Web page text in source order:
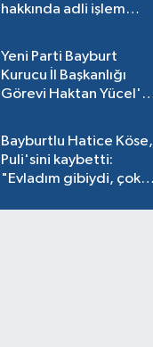
hakkında adli işlem
Yeni Parti Bayburt
Kurucu İl Başkanlığı
Görevi Haktan Yücel'e
Bayburtlu Hatice Köse,
Puli'sini kaybetti:
"Evladım gibiydi, çok